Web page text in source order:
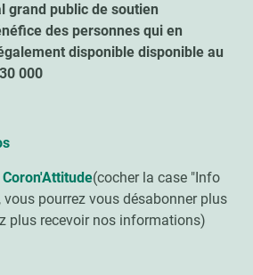
grand public de soutien
des personnes qui en
disponible disponible au
000
(cocher la case "Info
vous pourrez vous désabonner plus
plus recevoir nos informations)